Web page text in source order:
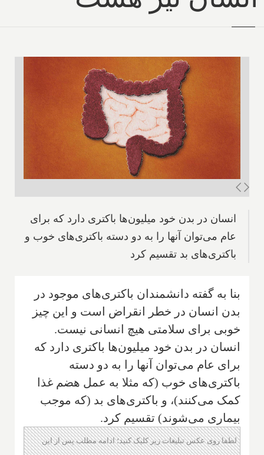
انسان در بدن خود میلیون‌ها باکتری دارد که برای
عام می‌توان آنها را به دو دسته باکتری‌های خوب و
باکتری‌های بد تقسیم کرد
بنا به گفته دانشمندان باکتری‌های موجود در
بدن انسان در خطر انقراض است و این چیز
خوبی برای سلامتی هیچ انسانی نیست.
انسان در بدن خود میلیون‌ها باکتری دارد که
برای عام می‌توان آنها را به دو دسته
باکتری‌های خوب (که مثلا به عمل هضم غذا
کمک می‌کنند)، و باکتری‌های بد (که موجب
بیماری می‌شوند) تقسیم کرد.
لطفا روی عکس تبلیغات زیر کلیک کنید؛ ادامه مطلب پس از این